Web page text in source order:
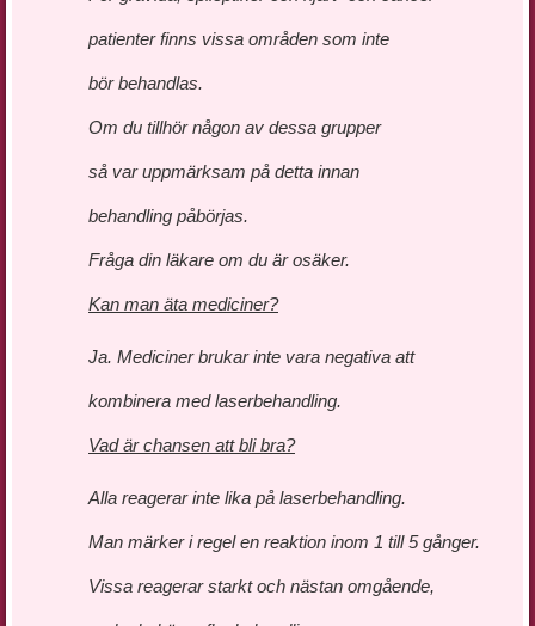
patienter finns vissa områden som inte
bör behandlas.
Om du tillhör någon av dessa grupper
så var uppmärksam på detta innan
behandling påbörjas.
Fråga din läkare om du är osäker.
Kan man äta mediciner?
Ja. Mediciner brukar inte vara negativa att
kombinera med laserbehandling.
Vad är chansen att bli bra?
Alla reagerar inte lika på laserbehandling.
Man märker i regel en reaktion inom 1 till 5 gånger.
Vissa reagerar starkt och nästan omgående,